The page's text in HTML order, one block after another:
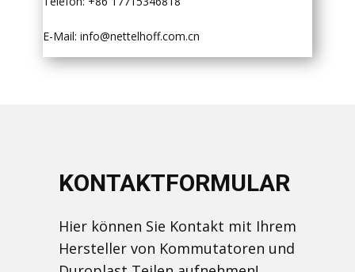
E-Mail: info@nettelhoff.com.cn
KONTAKTFORMULAR
Hier können Sie Kontakt mit Ihrem
Hersteller von Kommutatoren und